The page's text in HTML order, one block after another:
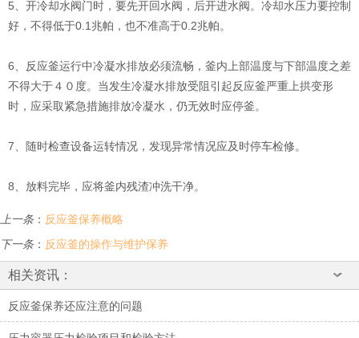
5、开冷却水阀门时，要先开回水阀，后开进水阀。冷却水压力要控制
好，不得低于0.1兆帕，也不准高于0.2兆帕。
6、反应釜运行中冷凝水排放必须流畅，釜内上部温度与下部温度之差
不得大于４０度。当发生冷凝水排放受阻引起反应釜严重上拱变形
时，应采取紧急措施排放冷凝水，仍无效时应停釜。
7、随时检查设备运转情况，发现异常情况应及时停车检修。
8、放料完毕，应将釜内残渣冲洗干净。
上一条： 反应釜保养概略
下一条： 反应釜的操作与维护保养
相关资讯：
反应釜保养还应注意的问题